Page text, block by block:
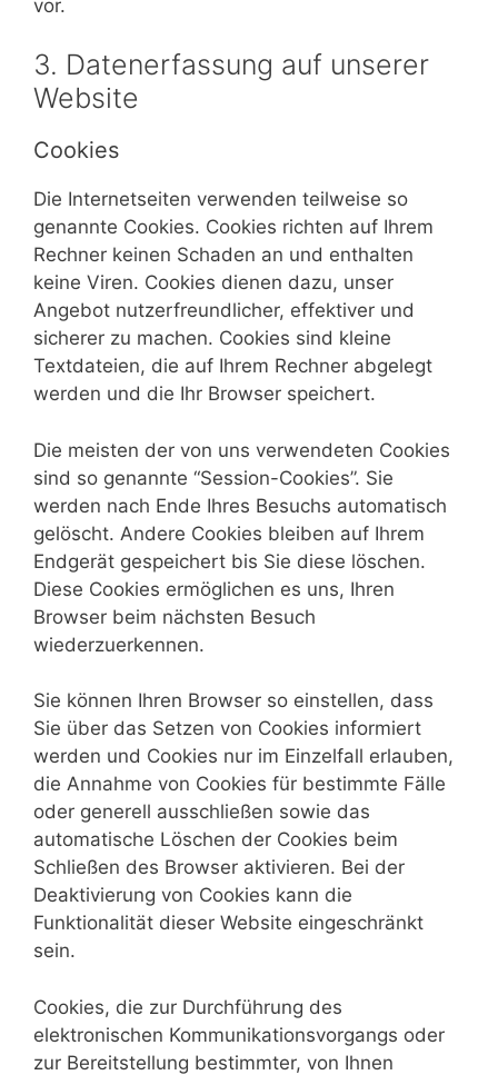
vor.
3. Datenerfassung auf unserer
Website
Cookies
Die Internetseiten verwenden teilweise so
genannte Cookies. Cookies richten auf Ihrem
Rechner keinen Schaden an und enthalten
keine Viren. Cookies dienen dazu, unser
Angebot nutzerfreundlicher, effektiver und
sicherer zu machen. Cookies sind kleine
Textdateien, die auf Ihrem Rechner abgelegt
werden und die Ihr Browser speichert.
Die meisten der von uns verwendeten Cookies
sind so genannte “Session-Cookies”. Sie
werden nach Ende Ihres Besuchs automatisch
gelöscht. Andere Cookies bleiben auf Ihrem
Endgerät gespeichert bis Sie diese löschen.
Diese Cookies ermöglichen es uns, Ihren
Browser beim nächsten Besuch
wiederzuerkennen.
Sie können Ihren Browser so einstellen, dass
Sie über das Setzen von Cookies informiert
werden und Cookies nur im Einzelfall erlauben,
die Annahme von Cookies für bestimmte Fälle
oder generell ausschließen sowie das
automatische Löschen der Cookies beim
Schließen des Browser aktivieren. Bei der
Deaktivierung von Cookies kann die
Funktionalität dieser Website eingeschränkt
sein.
Cookies, die zur Durchführung des
elektronischen Kommunikationsvorgangs oder
zur Bereitstellung bestimmter, von Ihnen